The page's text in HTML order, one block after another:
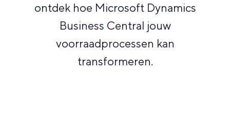
ontdek hoe Microsoft Dynamics
Business Central jouw
voorraadprocessen kan
transformeren.